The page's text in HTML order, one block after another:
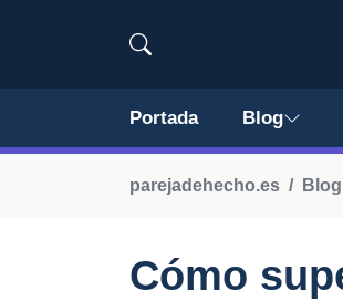
Portada Blog
parejadehecho.es Blog
Cómo